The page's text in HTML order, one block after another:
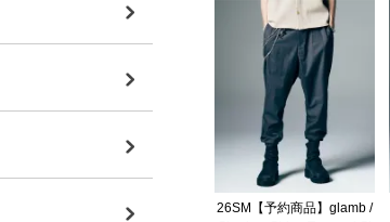
26SM【予約商品】glamb /